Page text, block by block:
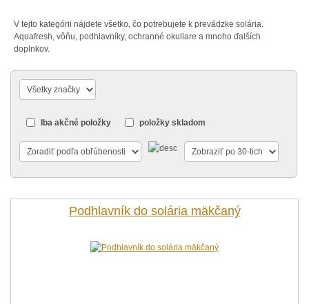
V tejto kategórii nájdete všetko, čo potrebujete k prevádzke solária.
Aquafresh, vôňu, podhlavníky, ochranné okuliare a mnoho ďalších
doplnkov.
Iba akčné položky položky skladom
Podhlavník do solária mäkčaný